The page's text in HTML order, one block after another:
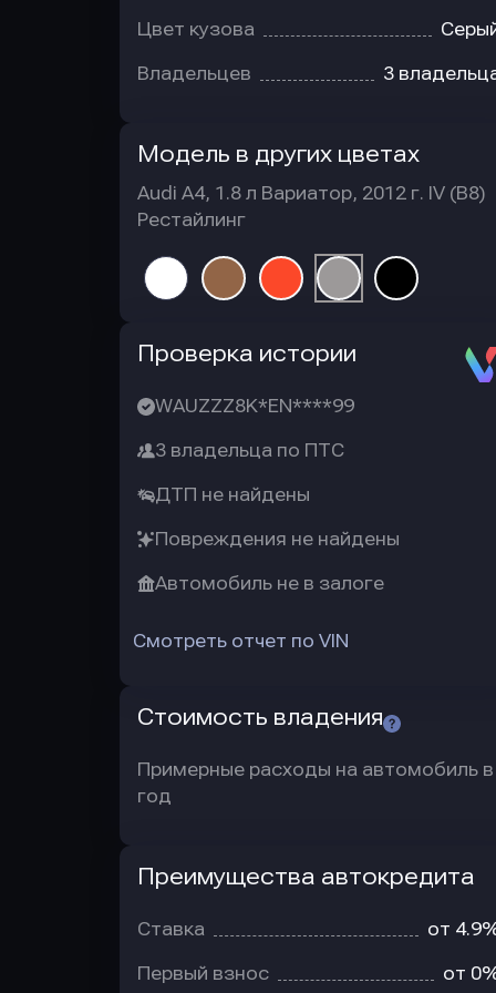
Цвет кузова
Владельцев 3
Модель в других цветах
Audi A4, 1.8 л Вариатор, 2012 г. IV (B8)
Рестайлинг
Проверка истории
WAUZZZ8K*EN****99
3 владельца по ПТС
ДТП не найдены
Повреждения не найдены
Автомобиль не в залоге
Смотреть отчет по VIN
Стоимость владения
Примерные расходы на автомобиль в
год
Преимущества автокредита
Ставка от
Первый взнос от